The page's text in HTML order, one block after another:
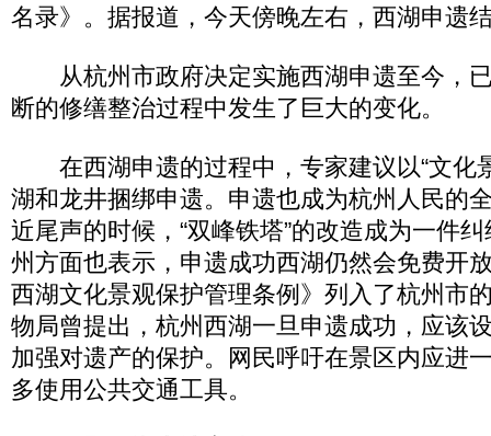
名录》。据报道，今天傍晚左右，西湖申遗
从杭州市政府决定实施西湖申遗至今，
断的修缮整治过程中发生了巨大的变化。
在西湖申遗的过程中，专家建议以“文化
湖和龙井捆绑申遗。申遗也成为杭州人民的
近尾声的时候，“双峰铁塔”的改造成为一件
州方面也表示，申遗成功西湖仍然会免费开
西湖文化景观保护管理条例》列入了杭州市
物局曾提出，杭州西湖一旦申遗成功，应该
加强对遗产的保护。网民呼吁在景区内应进
多使用公共交通工具。